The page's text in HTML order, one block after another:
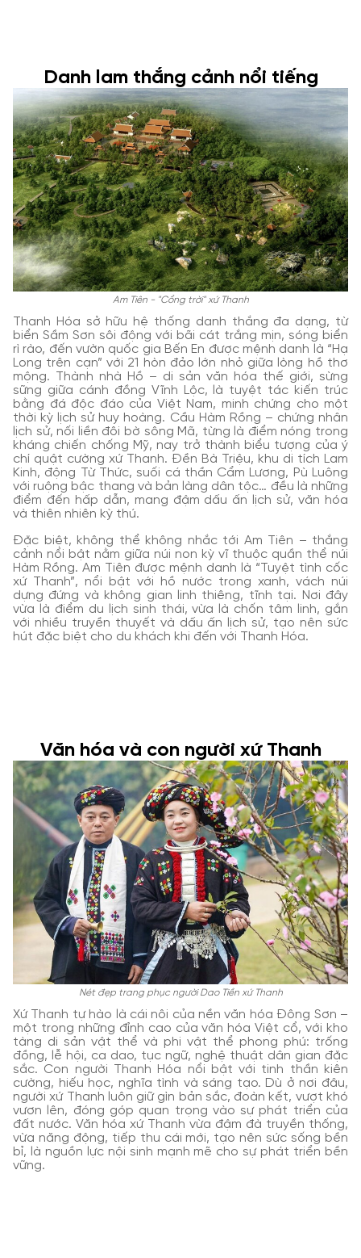
Danh lam thắng cảnh nổi tiếng
Am Tiên - "Cổng trời" xứ Thanh
Thanh Hóa sở hữu hệ thống danh thắng đa dạng, từ
biển Sầm Sơn sôi động với bãi cát trắng mịn, sóng biển
rì rào, đến vườn quốc gia Bến En được mệnh danh là “Hạ
Long trên cạn” với 21 hòn đảo lớn nhỏ giữa lòng hồ thơ
mộng. Thành nhà Hồ – di sản văn hóa thế giới, sừng
sững giữa cánh đồng Vĩnh Lộc, là tuyệt tác kiến trúc
bằng đá độc đáo của Việt Nam, minh chứng cho một
thời kỳ lịch sử huy hoàng. Cầu Hàm Rồng – chứng nhân
lịch sử, nối liền đôi bờ sông Mã, từng là điểm nóng trong
kháng chiến chống Mỹ, nay trở thành biểu tượng của ý
chí quật cường xứ Thanh. Đền Bà Triệu, khu di tích Lam
Kinh, động Từ Thức, suối cá thần Cẩm Lương, Pù Luông
với ruộng bậc thang và bản làng dân tộc… đều là những
điểm đến hấp dẫn, mang đậm dấu ấn lịch sử, văn hóa
và thiên nhiên kỳ thú.
Đặc biệt, không thể không nhắc tới Am Tiên – thắng
cảnh nổi bật nằm giữa núi non kỳ vĩ thuộc quần thể núi
Hàm Rồng. Am Tiên được mệnh danh là “Tuyệt tình cốc
xứ Thanh”, nổi bật với hồ nước trong xanh, vách núi
dựng đứng và không gian linh thiêng, tĩnh tại. Nơi đây
vừa là điểm du lịch sinh thái, vừa là chốn tâm linh, gắn
với nhiều truyền thuyết và dấu ấn lịch sử, tạo nên sức
hút đặc biệt cho du khách khi đến với Thanh Hóa.
Văn hóa và con người xứ Thanh
Nét đẹp trang phục người Dao Tiền xứ Thanh
Xứ Thanh tự hào là cái nôi của nền văn hóa Đông Sơn –
một trong những đỉnh cao của văn hóa Việt cổ, với kho
tàng di sản vật thể và phi vật thể phong phú: trống
đồng, lễ hội, ca dao, tục ngữ, nghệ thuật dân gian đặc
sắc. Con người Thanh Hóa nổi bật với tinh thần kiên
cường, hiếu học, nghĩa tình và sáng tạo. Dù ở nơi đâu,
người xứ Thanh luôn giữ gìn bản sắc, đoàn kết, vượt khó
vươn lên, đóng góp quan trọng vào sự phát triển của
đất nước. Văn hóa xứ Thanh vừa đậm đà truyền thống,
vừa năng động, tiếp thu cái mới, tạo nên sức sống bền
bỉ, là nguồn lực nội sinh mạnh mẽ cho sự phát triển bền
vững.